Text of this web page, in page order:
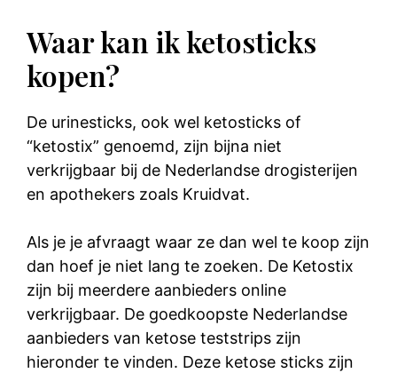
Waar kan ik ketosticks
kopen?
De urinesticks, ook wel ketosticks of
“ketostix” genoemd, zijn bijna niet
verkrijgbaar bij de Nederlandse drogisterijen
en apothekers zoals Kruidvat.
Als je je afvraagt waar ze dan wel te koop zijn
dan hoef je niet lang te zoeken. De Ketostix
zijn bij meerdere aanbieders online
verkrijgbaar. De goedkoopste Nederlandse
aanbieders van ketose teststrips zijn
hieronder te vinden. Deze ketose sticks zijn